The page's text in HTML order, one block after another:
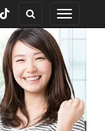
Toggle